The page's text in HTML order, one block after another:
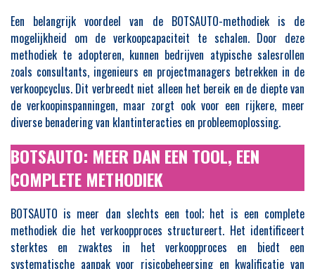
Een belangrijk voordeel van de BOTSAUTO-methodiek is de
mogelijkheid om de verkoopcapaciteit te schalen. Door deze
methodiek te adopteren, kunnen bedrijven atypische salesrollen
zoals consultants, ingenieurs en projectmanagers betrekken in de
verkoopcyclus. Dit verbreedt niet alleen het bereik en de diepte van
de verkoopinspanningen, maar zorgt ook voor een rijkere, meer
diverse benadering van klantinteracties en probleemoplossing.
BOTSAUTO: MEER DAN EEN TOOL, EEN
COMPLETE METHODIEK
BOTSAUTO is meer dan slechts een tool; het is een complete
methodiek die het verkoopproces structureert. Het identificeert
sterktes en zwaktes in het verkoopproces en biedt een
systematische aanpak voor risicobeheersing en kwalificatie van